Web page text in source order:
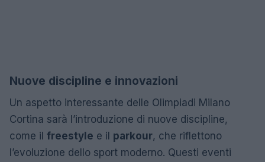
Nuove discipline e innovazioni
Un aspetto interessante delle Olimpiadi Milano
Cortina sarà l’introduzione di nuove discipline,
come il freestyle e il parkour, che riflettono
l’evoluzione dello sport moderno. Questi eventi